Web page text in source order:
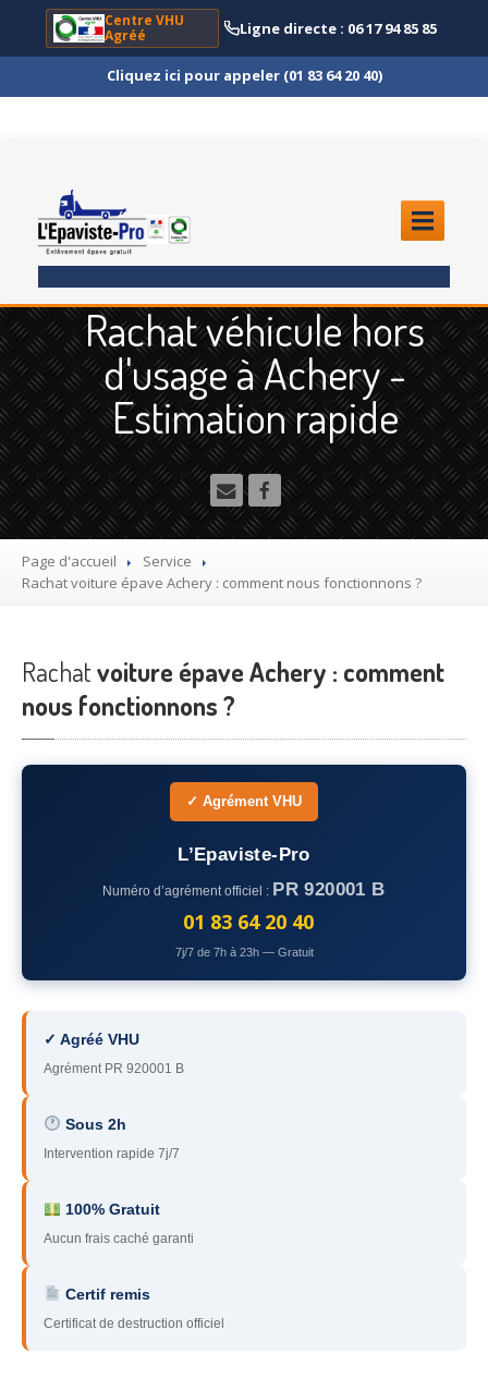
Centre VHU
Agréé
Ligne directe : 06 17 94 85 85
Cliquez ici pour appeler (01 83 64 20 40)
ENLÈVEMENTÉPAVE
Quoi ?
Scooteret Moto
Camion
et Poids Lourd
Utilitaire
Démolisseuragrée VHU gratuit
Recyclage voiture usagée gratuit
voiture accidentée
– Seine-et-Marne
92 – Hauts-de-Seine
94 – Val-de-Marne
91 – Essonne
Rachat véhicule hors
d'usage à Achery -
Estimation rapide
Page d'accueil
Service
Rachatvoiture épave Achery : comment nous fonctionnons ?
Rachatvoiture épave Achery : comment
nous fonctionnons ?
✓ Agrément VHU
L’Epaviste-Pro
Numéro d’agrément officiel : PR 920001 B
01 83 64 20 40
7j/7 de 7h à 23h — Gratuit
✓ Agréé VHU
Agrément PR 920001 B
Sous 2h
Intervention rapide 7j/7
100% Gratuit
Aucun frais caché garanti
Certif remis
Certificat de destruction officiel